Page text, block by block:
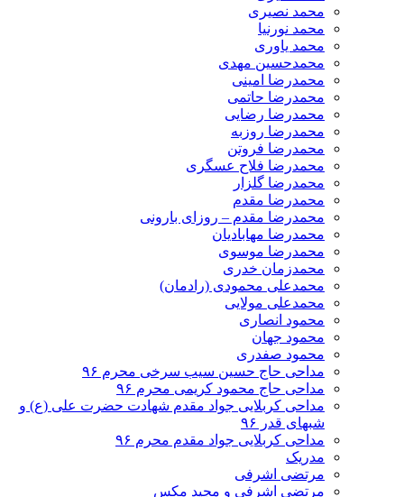
محمد نصیری
محمد نورنیا
محمد یاوری
محمدحسین مهدی
محمدرضا امینی
محمدرضا حاتمی
محمدرضا رضایی
محمدرضا روزبه
محمدرضا فروتن
محمدرضا فلاح عسگری
محمدرضا گلزار
محمدرضا مقدم
محمدرضا مقدم – روزای بارونی
محمدرضا مهابادیان
محمدرضا موسوی
محمدزمان خدری
محمدعلی محمودی (رادمان)
محمدعلی مولایی
محمود انصاری
محمود جهان
محمود صفدری
مداحی حاج حسین سیب سرخی محرم ۹۶
مداحی حاج محمود کریمی محرم ۹۶
مداحی کربلایی جواد مقدم شهادت حضرت علی (ع) و
شبهای قدر ۹۶
مداحی کربلایی جواد مقدم محرم ۹۶
مدریک
مرتضی اشرفی
مرتضی اشرفی و مجید مکس